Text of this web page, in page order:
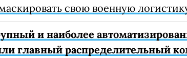
свою военную
и наиболее
главный распределительный